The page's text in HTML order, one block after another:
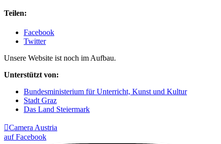
Teilen:
Facebook
Twitter
Unsere Website ist noch im Aufbau.
Unterstützt von:
Bundesministerium für Unterricht, Kunst und Kultur
Stadt Graz
Das Land Steiermark
Camera Austria
auf Facebook